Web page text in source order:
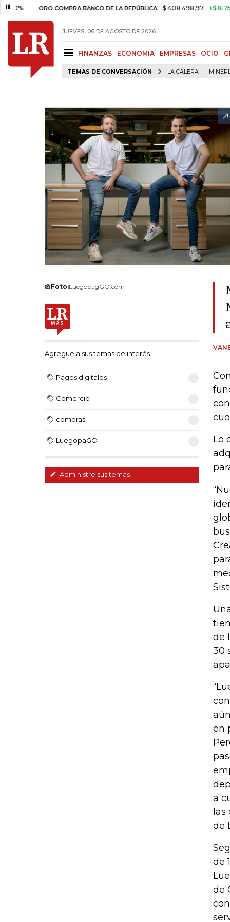
ORO COMPRA BANCO DE LA REPÚBLICA $ 408.498,97 +$ 8.753,81
JUEVES, 06 DE AGOSTO DE 2026
FINANZAS ECONOMÍA EMPRESAS OCIO
TEMAS DE CONVERSACIÓN LA CALERA
Foto:LuegopagGO.com
Agregue a sus temas de interés
Pagos digitales
Comercio
compras
LuegopaGO
Administre sus temas
Lo
de
30
en
a
de
de
de